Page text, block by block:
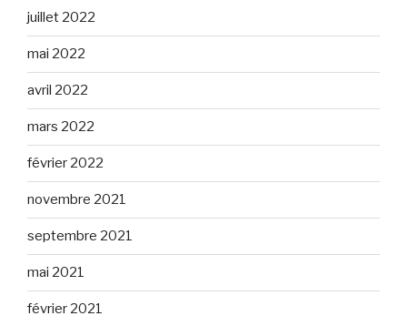
juillet 2022
mai 2022
avril 2022
mars 2022
février 2022
novembre 2021
septembre 2021
mai 2021
février 2021